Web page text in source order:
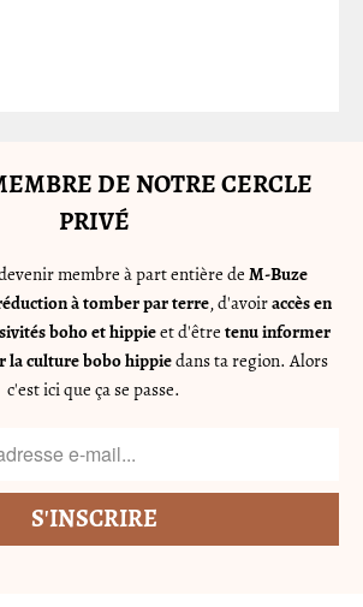
DE NOTRE CERCLE
PRIVÉ
membre à part entière de M-Buze
à tomber par terre, d'avoiraccès en
boho et hippieet d'être tenu informer
la culture bobo hippiedans ta region. Alors
c'est ici que ça se passe.